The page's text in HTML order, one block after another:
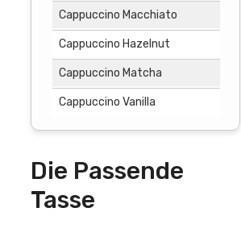
Cappuccino Macchiato
Cappuccino Hazelnut
Cappuccino Matcha
Cappuccino Vanilla
Die Passende
Tasse